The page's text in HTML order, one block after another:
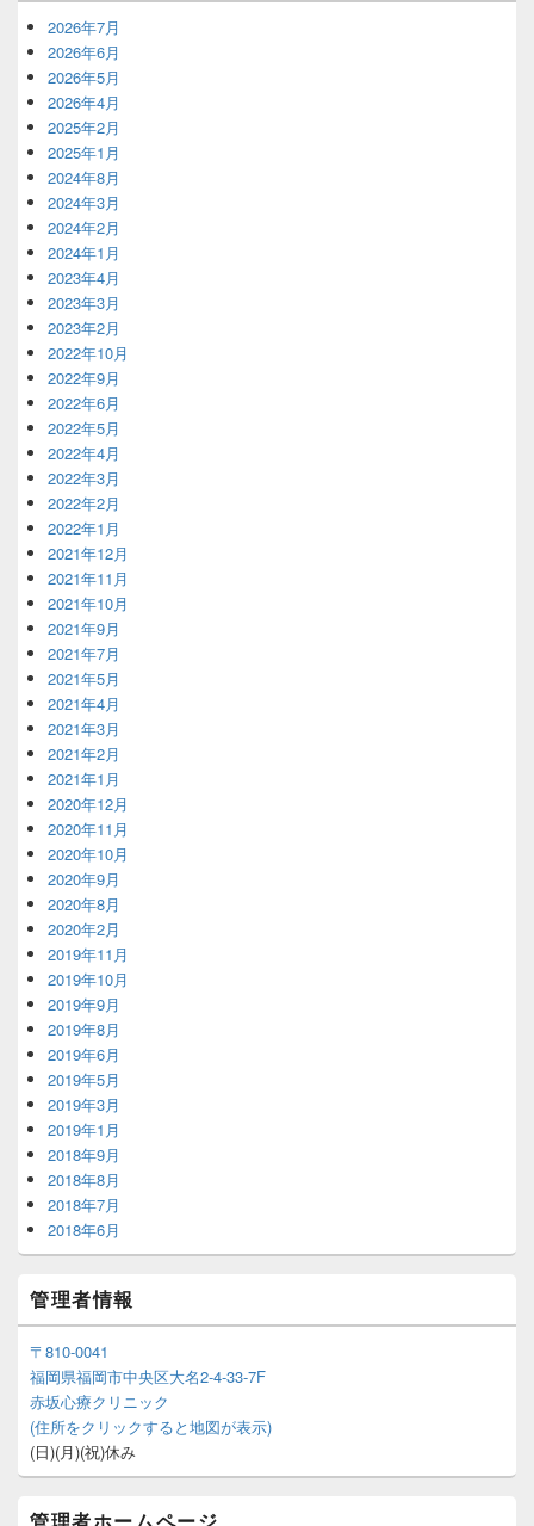
2026年7月
2026年6月
2026年5月
2026年4月
2025年2月
2025年1月
2024年8月
2024年3月
2024年2月
2024年1月
2023年4月
2023年3月
2023年2月
2022年10月
2022年9月
2022年6月
2022年5月
2022年4月
2022年3月
2022年2月
2022年1月
2021年12月
2021年11月
2021年10月
2021年9月
2021年7月
2021年5月
2021年4月
2021年3月
2021年2月
2021年1月
2020年12月
2020年11月
2020年10月
2020年9月
2020年8月
2020年2月
2019年11月
2019年10月
2019年9月
2019年8月
2019年6月
2019年5月
2019年3月
2019年1月
2018年9月
2018年8月
2018年7月
2018年6月
管理者情報
〒810-0041
福岡県福岡市中央区大名2-4-33-7F
赤坂心療クリニック
(住所をクリックすると地図が表示)
(日)(月)(祝)休み